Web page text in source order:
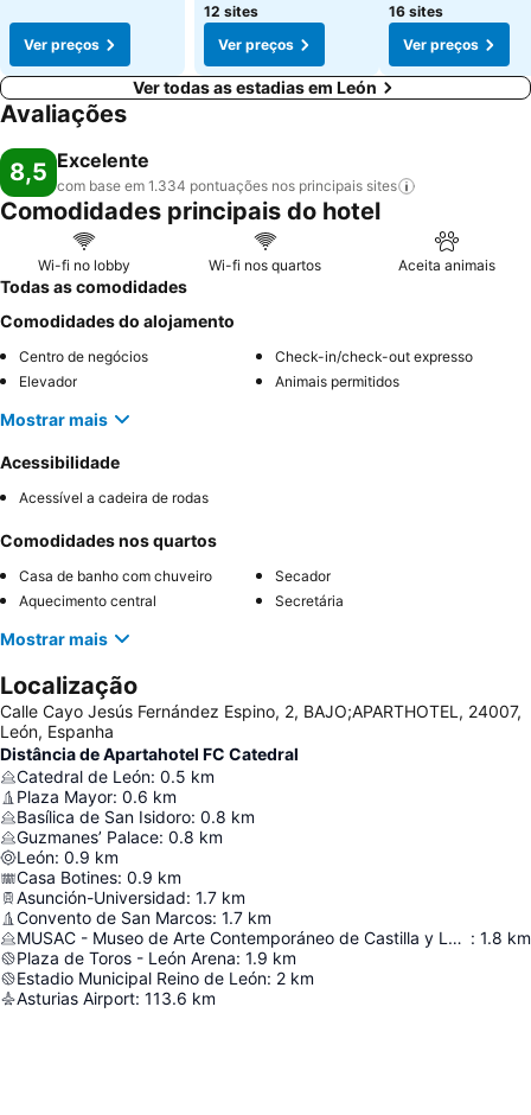
Ver preços
12 sites
Ver preços
16 sites
Ver preços
Ver todas as estadias em León
Avaliações
8,5 Excelente
com base em 1.334 pontuações nos principais sites
Comodidades principais do hotel
Wi-fi no lobby Wi-fi nos quartos Aceita animais
Todas as comodidades
Comodidades do alojamento
Centro de negócios
Check-in/check-out expresso
Elevador
Animais permitidos
Mostrar mais
Acessibilidade
Acessível a cadeira de rodas
Comodidades nos quartos
Casa de banho com chuveiro
Secador
Aquecimento central
Secretária
Mostrar mais
Localização
Calle Cayo Jesús Fernández Espino, 2, BAJO;APARTHOTEL, 24007,
León, Espanha
Distância de Apartahotel FC Catedral
Catedral de León: 0.5 km
Plaza Mayor: 0.6 km
Basílica de San Isidoro: 0.8 km
Guzmanes’ Palace: 0.8 km
León: 0.9 km
Casa Botines: 0.9 km
Asunción-Universidad: 1.7 km
Convento de San Marcos: 1.7 km
MUSAC - Museo de Arte Contemporáneo de Castilla y León : 1.8 km
Plaza de Toros - León Arena: 1.9 km
Estadio Municipal Reino de León: 2 km
Asturias Airport: 113.6 km